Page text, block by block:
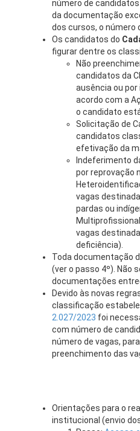
número de
da documentação
dos cursos, o número
Os candidatos do
figurar dentre os
Não
candidatos da
ausência ou
acordo com a
o candidato
Solicitação de
candidatos
efetivação da
Indeferimento
por reprovação
vagas
pardas ou
vagas
deficiência).
Toda documentação
(ver o passo 4º). Não
documentações
Devido às novas
classificação
2.027/2023 foi
com número de
número de vagas,
preenchimento das
Orientações para o
institucional (envio